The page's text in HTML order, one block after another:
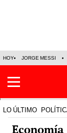
HOY JORGE MESSI
LO ÚLTIMO
Economía